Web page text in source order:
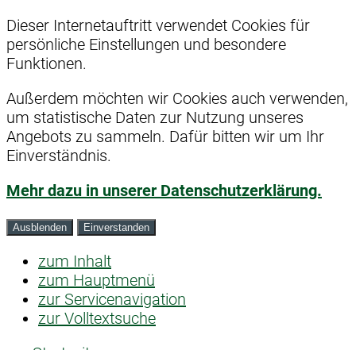
Dieser Internetauftritt verwendet Cookies für
persönliche Einstellungen und besondere
Funktionen.
Außerdem möchten wir Cookies auch verwenden,
um statistische Daten zur Nutzung unseres
Angebots zu sammeln. Dafür bitten wir um Ihr
Einverständnis.
Mehr dazu in unserer Datenschutzerklärung.
Ausblenden Einverstanden
zum Inhalt
zum Hauptmenü
zur Servicenavigation
zur Volltextsuche